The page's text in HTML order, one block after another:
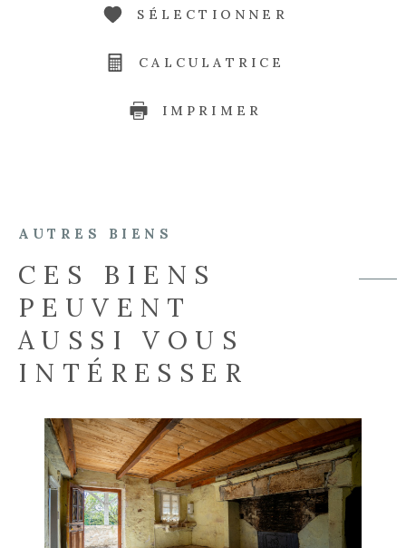
SÉLECTIONNER
CALCULATRICE
IMPRIMER
AUTRES BIENS
CES BIENS
PEUVENT
AUSSI VOUS
INTÉRESSER
VOIR LE BIEN